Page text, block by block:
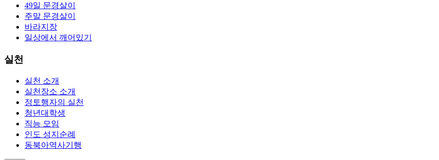
49일 문경살이
주말 문경살이
바라지장
일상에서 깨어있기
실천
실천 소개
실천장소 소개
정토행자의 실천
청년대학생
직능 모임
인도 성지순례
동북아역사기행